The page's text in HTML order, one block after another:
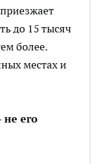
до 15 тысяч
более.
местах и
его